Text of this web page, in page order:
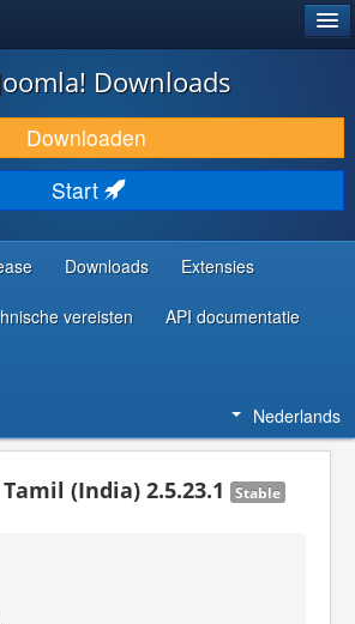
Downloads
Downloaden
Start
Downloads Extensies
vereisten API documentatie
Nederlands
(India) 2.5.23.1 Stable